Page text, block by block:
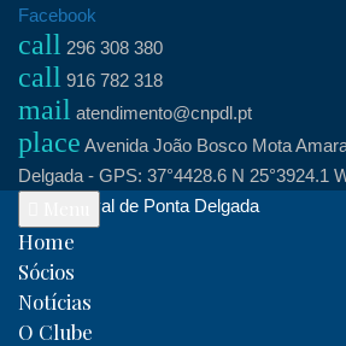
Skip
content
Facebook
call 296 308 380
call 916 782 318
mail atendimento@cnpdl.pt
place Avenida João Bosco Mota
Delgada - GPS: 37°4428.6 N 25°3924.1
Clube Naval de Ponta Delgada
Home
Sócios
Notícias
O Clube